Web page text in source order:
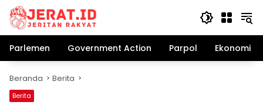
Langsung
konten
Parlemen
Government Action Parpol Ekonomi
Beranda Berita
Berita